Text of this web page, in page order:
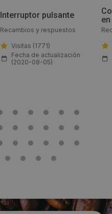
Interruptor pulsante
Recambios y respuestos
Visitas (1771)
Fecha de actualización
(2020-08-05)